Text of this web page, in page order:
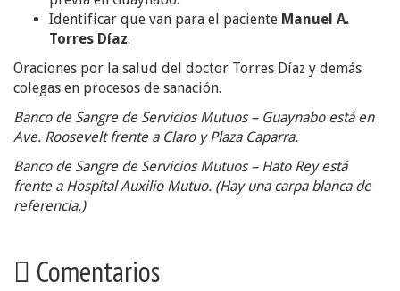
Identificar que van para el paciente Manuel A.
Torres Díaz.
Oraciones por la salud del doctor Torres Díaz y demás
colegas en procesos de sanación.
Banco de Sangre de Servicios Mutuos – Guaynabo está en
Ave. Roosevelt frente a Claro y Plaza Caparra.
Banco de Sangre de Servicios Mutuos – Hato Rey está
frente a Hospital Auxilio Mutuo. (Hay una carpa blanca de
referencia.)
Comentarios